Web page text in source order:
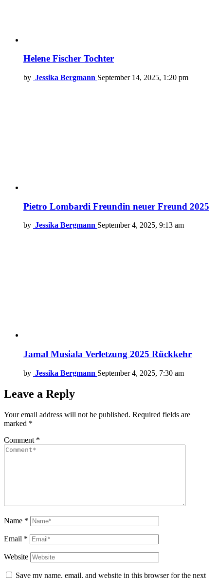
Helene Fischer Tochter
by Jessika Bergmann September 14, 2025, 1:20 pm
Pietro Lombardi Freundin neuer Freund 2025
by Jessika Bergmann September 4, 2025, 9:13 am
Jamal Musiala Verletzung 2025 Rückkehr
by Jessika Bergmann September 4, 2025, 7:30 am
Leave a Reply
Your email address will not be published. Required fields are
marked *
Comment *
Name *
Email *
Website
Save my name, email, and website in this browser for the next